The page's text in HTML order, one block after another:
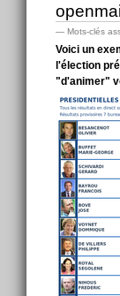
— Mots-clés
Voici un
l'élection
"d'animer"